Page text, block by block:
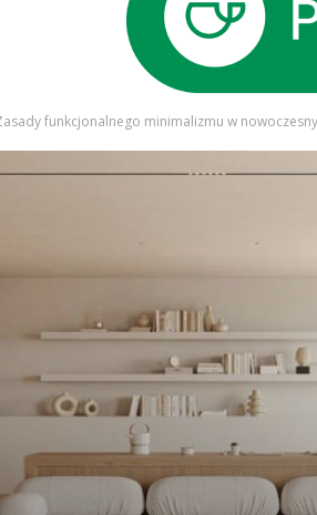
funkcjonalnego minimalizmu w